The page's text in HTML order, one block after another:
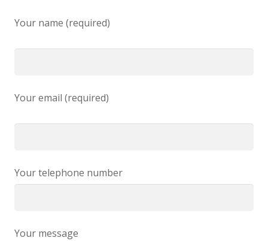
Your name (required)
Your email (required)
Your telephone number
Your message